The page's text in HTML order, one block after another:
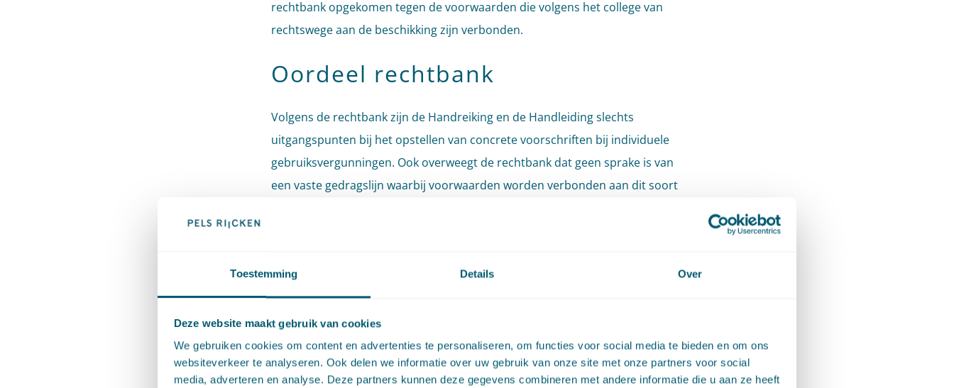
Toestemming Details Over
Deze website maakt gebruik van cookies
We gebruiken cookies om content en advertenties te personaliseren, om functies voor social media te bieden en om ons
websiteverkeer te analyseren. Ook delen we informatie over uw gebruik van onze site met onze partners voor social
media, adverteren en analyse. Deze partners kunnen deze gegevens combineren met andere informatie die u aan ze heeft
rechtbank opgekomen tegen de voorwaarden die volgens het college van
rechtswege aan de beschikking zijn verbonden.
Oordeel rechtbank
Volgens de rechtbank zijn de Handreiking en de Handleiding slechts
uitgangspunten bij het opstellen van concrete voorschriften bij individuele
gebruiksvergunningen. Ook overweegt de rechtbank dat geen sprake is van
een vaste gedragslijn waarbij voorwaarden worden verbonden aan dit soort
en de Handleiding niet als standaardvoorschriften aan de van rechtswege
verleende vergunning verbonden zijn. Het college gaat hiertegen in hoger
beroep.
Oordeel Afdeling